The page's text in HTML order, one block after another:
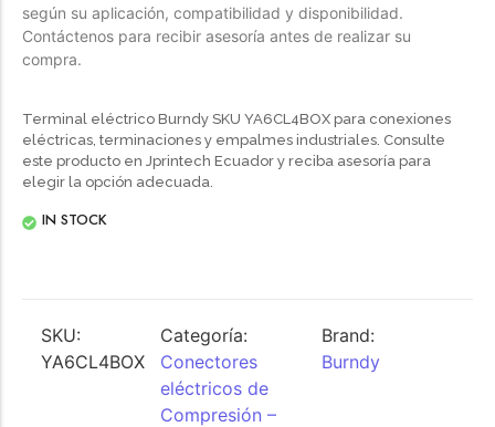
Video
según su aplicación, compatibilidad y disponibilidad.
Contáctenos para recibir asesoría antes de realizar su
compra.
Terminal eléctrico Burndy SKU YA6CL4BOX para conexiones
eléctricas, terminaciones y empalmes industriales. Consulte
este producto en Jprintech Ecuador y reciba asesoría para
elegir la opción adecuada.
IN STOCK
SKU:
YA6CL4BOX
Categoría:
Conectores
eléctricos de
Compresión –
Brand:
Burndy